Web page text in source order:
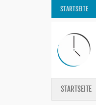
STARTSEITE
STARTSEITE